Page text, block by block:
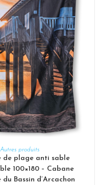
AU PANIER
Autres produits
de plage anti sable
100×180 – Cabane
Bassin d’Arcachon